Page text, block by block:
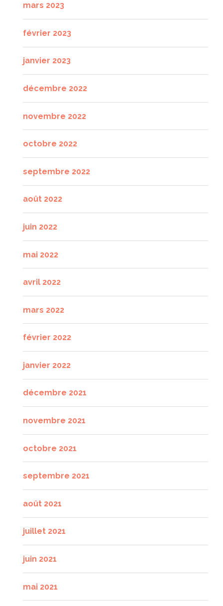
mars 2023
février 2023
janvier 2023
décembre 2022
novembre 2022
octobre 2022
septembre 2022
août 2022
juin 2022
mai 2022
avril 2022
mars 2022
février 2022
janvier 2022
décembre 2021
novembre 2021
octobre 2021
septembre 2021
août 2021
juillet 2021
juin 2021
mai 2021